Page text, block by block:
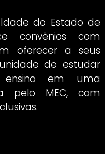
do
convênios
oferecer a
de
ensino em